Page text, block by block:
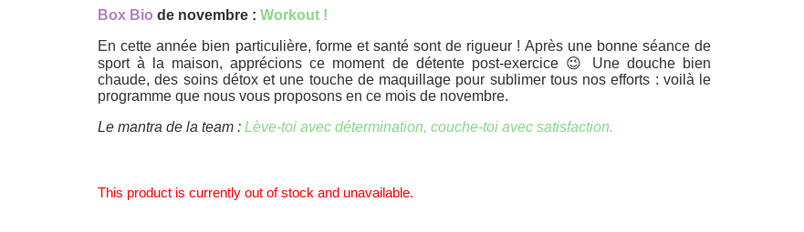
out of 5
based on
customer
ratings
Box Bio de novembre : Workout !
En cette année bien particulière, forme et santé sont de rigueur ! Après une bonne séance de
sport à la maison, apprécions ce moment de détente post-exercice 😉 Une douche bien
chaude, des soins détox et une touche de maquillage pour sublimer tous nos efforts : voilà le
programme que nous vous proposons en ce mois de novembre.
Le mantra de la team : Lève-toi avec détermination, couche-toi avec satisfaction.
This product is currently out of stock and unavailable.